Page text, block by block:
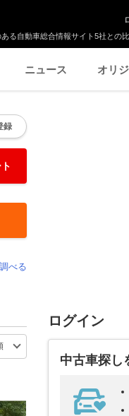
る自動車総合情報サイト5社との
ニュース オリ
録
べる
ログイン
中古車探し